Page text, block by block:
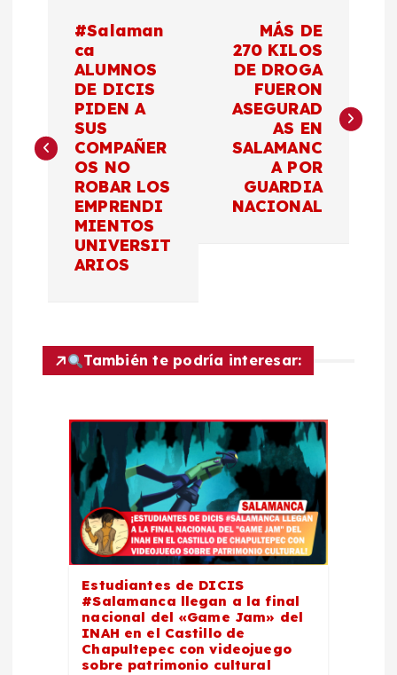
e
ó
#Salaman
ca
ALUMNOS
DE DICIS
PIDEN A
SUS
COMPAÑER
OS NO
ROBAR LOS
EMPRENDI
MIENTOS
UNIVERSIT
ARIOS
MÁS DE
270 KILOS
DE DROGA
FUERON
ASEGURAD
AS EN
SALAMANC
A POR
GUARDIA
NACIONAL
También te podría interesar:
Estudiantes de DICIS
#Salamanca llegan a la final
nacional del «Game Jam» del
INAH en el Castillo de
Chapultepec con videojuego
sobre patrimonio cultural